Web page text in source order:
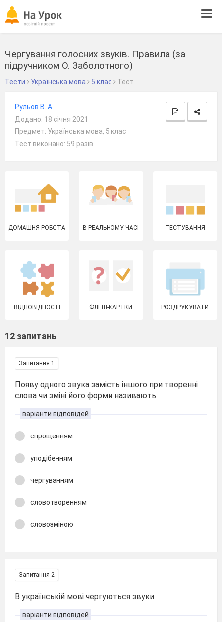
Чергування голосних звуків. Правила (за
підручником О. Заболотного)
Тести Українська мова 5 клас Тест
Рульов В. А.
Додано: 18 січня 2021
Предмет: Українська мова, 5 клас
Тест виконано: 59 разів
ДОМАШНЯ РОБОТА В РЕАЛЬНОМУ ЧАСІ ТЕСТУВАННЯ
ВІДПОВІДНОСТІ ФЛЕШ-КАРТКИ РОЗДРУКУВАТИ
12 запитань
Запитання 1
Появу одного звука замість іншого при творенні
слова чи зміні його форми називають
варіанти відповідей
спрощенням
уподібенням
чергуванням
словотворенням
словозміною
Запитання 2
В українській мові чергуються звуки
варіанти відповідей